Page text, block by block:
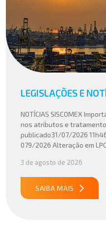
LEGISLAÇÕES E
NOTÍCIAS SISCOMEX
nos atributos e
publicado31/07/2026
079/2026 Alteração em
078/2026 Atualização do
Importação no Acordo
publicado29/07/2026
31/07/26 ATO CONJUNTO
3 de agosto de 2026
SAIBA MAIS